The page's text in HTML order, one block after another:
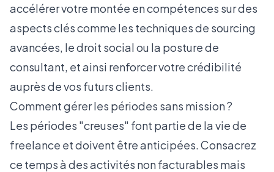
accélérer votre montée en compétences sur des
aspects clés comme les techniques de sourcing
avancées, le droit social ou la posture de
consultant, et ainsi renforcer votre crédibilité
auprès de vos futurs clients.
Comment gérer les périodes sans mission ?
Les périodes "creuses" font partie de la vie de
freelance et doivent être anticipées. Consacrez
ce temps à des activités non facturables mais